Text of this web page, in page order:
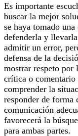
Es importante
buscar la mejor
se haya tomado
defenderla y
admitir un error,
defensa de la
mostrar respeto por
crítica o comentario
comprender la
responder de forma
comunicación
favorecerá la
para ambas partes.